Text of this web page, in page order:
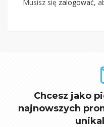
Musisz się zalogować,
Chcesz jako
najnowszych